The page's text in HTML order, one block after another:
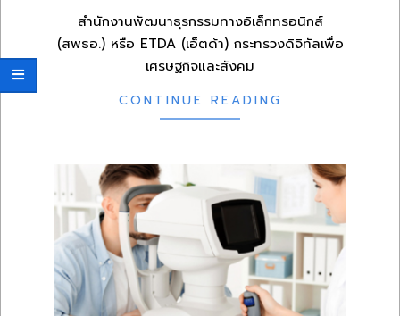
03
สำนักงานพัฒนาธุรกรรมทางอิเล็กทรอนิกส์
(สพธอ.) หรือ ETDA (เอ็ตด้า) กระทรวงดิจิทัลเพื่อ
เศรษฐกิจและสังคม
CONTINUE READING